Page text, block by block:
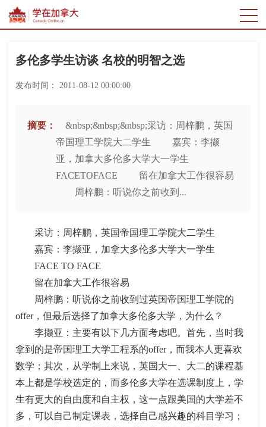
多伦多学生访谈 名校的明智之选
发布时间： 2011-08-12 00:00:00
摘要：
&nbsp;&nbsp;&nbsp;采访：周梓鹏，英国
帝国理工学院大二学生 嘉宾：李撷
亚，加拿大多伦多大学大一学生
FACETOFACE 留在加拿大工作很容易
周梓鹏：听说你之前收到...
采访：周梓鹏，英国帝国理工学院大二学生
嘉宾：李撷亚，加拿大多伦多大学大一学生
FACE TO FACE
留在加拿大工作很容易
周梓鹏：听说你之前收到过英国帝国理工学院的
offer，但最后选择了加拿大多伦多大学，为什么？
李撷亚：主要有以下几方面考虑吧。首先，当时我
拿到的是帝国理工大学工程系的offer，而我本人更喜欢
数学；其次，从学制上来说，英国大一、大二的课程基
本上都是学校选定的，而多伦多大学在选课制度上，学
生有更大的自由度和自主权，这一点跟美国的大学差不
多，可以自己制定课表，选择自己感兴趣的科目学习；